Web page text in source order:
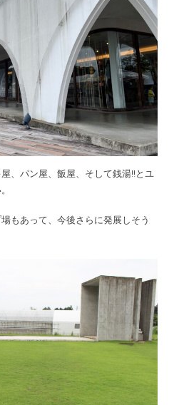
、パン屋、飯屋、そして銭湯!!とユ
もあって、今後さらに発展しそう